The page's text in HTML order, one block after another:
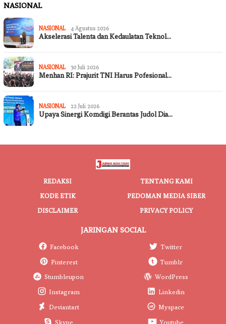
NASIONAL
NASIONAL 4 Agustus 2026
Akselerasi Talenta dan Kedaulatan Teknol…
NASIONAL 30 Juli 2026
Menhan RI: Prajurit TNI Harus Pofesional…
NASIONAL 22 Juli 2026
Upaya Sinergi Komdigi Berantas Judol Dia…
REDAKSI
TENTANG KAMI
KODE ETIK
PEDOMAN MEDIA SIBER
DISCLAIMER
PRIVACY POLICY
JARINGAN SOCIAL
Facebook
Twitter
Pinterest
Tumblr
Stumbleupon
WordPress
Instagram
Linkedin
Deviantart
Myspace
Skype
Youtube